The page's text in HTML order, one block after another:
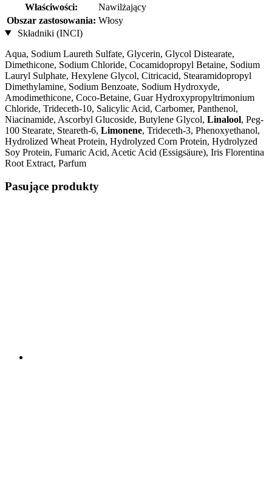
Właściwości:
Nawilżający
Obszar zastosowania: Włosy
Składniki (INCI)
Aqua, Sodium Laureth Sulfate, Glycerin, Glycol Distearate,
Dimethicone, Sodium Chloride, Cocamidopropyl Betaine, Sodium
Lauryl Sulphate, Hexylene Glycol, Citricacid, Stearamidopropyl
Dimethylamine, Sodium Benzoate, Sodium Hydroxyde,
Amodimethicone, Coco-Betaine, Guar Hydroxypropyltrimonium
Chloride, Trideceth-10, Salicylic Acid, Carbomer, Panthenol,
Niacinamide, Ascorbyl Glucoside, Butylene Glycol, Linalool, Peg-
100 Stearate, Steareth-6, Limonene, Trideceth-3, Phenoxyethanol,
Hydrolized Wheat Protein, Hydrolyzed Corn Protein, Hydrolyzed
Soy Protein, Fumaric Acid, Acetic Acid (Essigsäure), Iris Florentina
Root Extract, Parfum
Pasujące produkty